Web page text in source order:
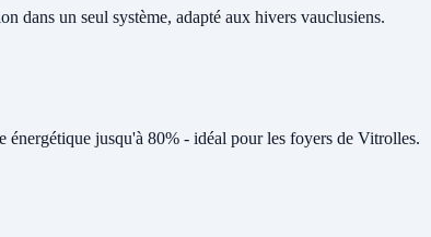
dans un seul système, adapté aux hivers vauclusiens.
énergétique jusqu'à 80% - idéal pour les foyers de Vitrolles.